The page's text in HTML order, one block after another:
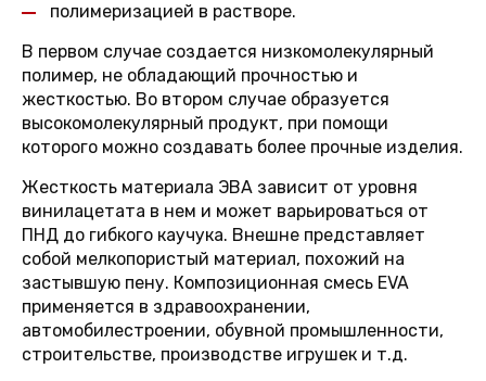
полимеризацией в растворе.
В первом случае создается низкомолекулярный
полимер, не обладающий прочностью и
жесткостью. Во втором случае образуется
высокомолекулярный продукт, при помощи
которого можно создавать более прочные изделия.
Жесткость материала ЭВА зависит от уровня
винилацетата в нем и может варьироваться от
ПНД до гибкого каучука. Внешне представляет
собой мелкопористый материал, похожий на
застывшую пену. Композиционная смесь EVA
применяется в здравоохранении,
автомобилестроении, обувной промышленности,
строительстве, производстве игрушек и т.д.